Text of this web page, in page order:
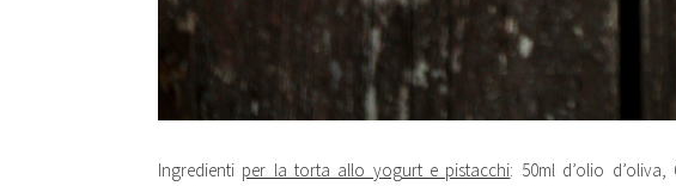
Ingredienti per la torta allo yogurt e pistacchi: 50ml d’olio